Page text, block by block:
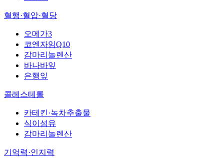
혈행·혈압·혈당
오메가3
코엔자임Q10
감마리놀렌산
바나바잎
은행잎
콜레스테롤
카테킨·녹차추출물
식이섬유
감마리놀렌산
기억력·인지력